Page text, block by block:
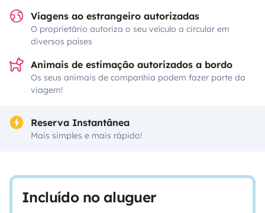
Viagens ao estrangeiro autorizadas
O proprietário autoriza o seu veículo a circular em
diversos países
Animais de estimação autorizados a bordo
Os seus animais de companhia podem fazer parte da
viagem!
Reserva Instantânea
Mais simples e mais rápido!
Incluído no aluguer